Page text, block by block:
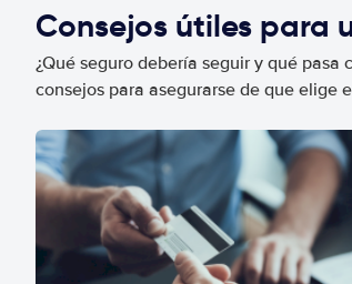
Consejos útiles para
¿Qué seguro debería seguir y qué
consejos para asegurarse de que elige